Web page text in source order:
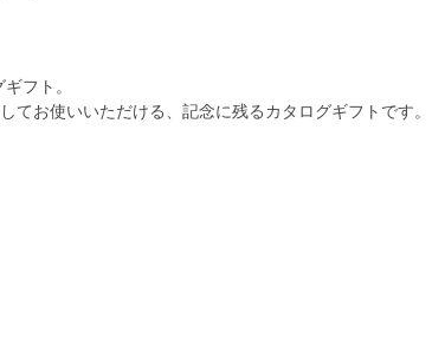
フト。
てお使いいただける、記念に残るカタログギフトです。